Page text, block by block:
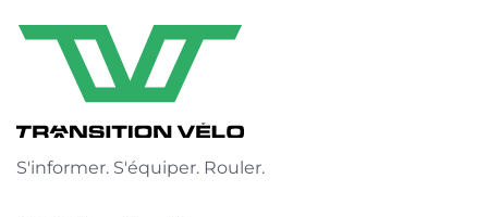
S'informer. S'équiper. Rouler.